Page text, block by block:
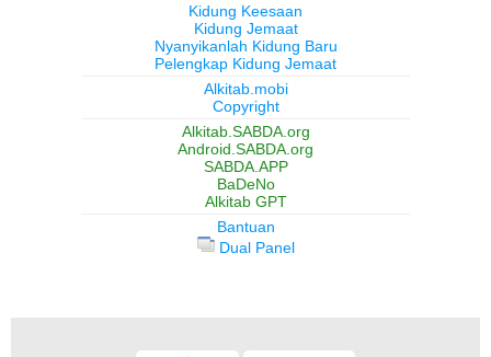
Kidung Keesaan
Kidung Jemaat
Nyanyikanlah Kidung Baru
Pelengkap Kidung Jemaat
Alkitab.mobi
Copyright
Alkitab.SABDA.org
Android.SABDA.org
SABDA.APP
BaDeNo
Alkitab GPT
Bantuan
Dual Panel